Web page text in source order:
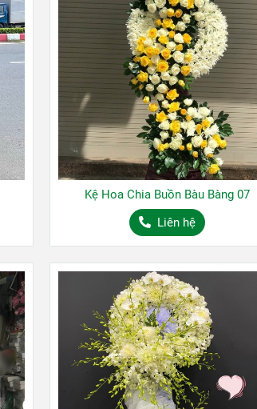
Kệ Hoa Chia Buồn Bàu Bàng 07
Liên hệ